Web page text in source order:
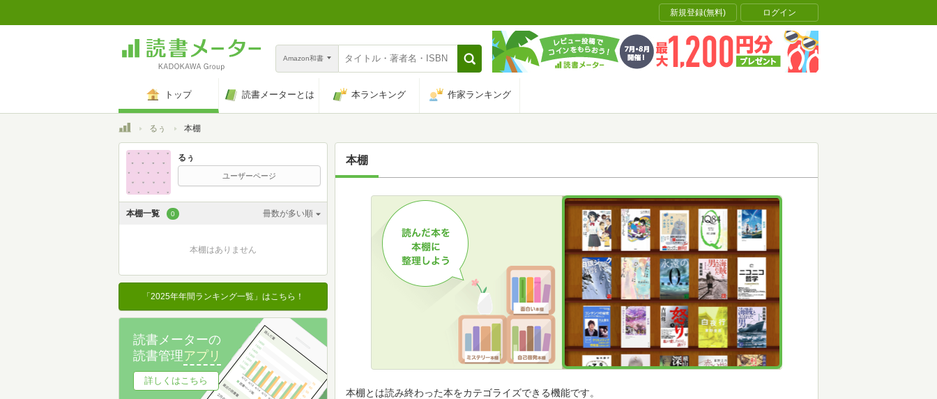
新規登録(無料) ログイン
Amazon和書
トップ 読書メーターとは 本ランキング 作家ランキング
トップるぅ 本棚
るぅ
ユーザーページ
本棚一覧 0 冊数が多い順
登録日時が新しい順
登録日時が古い順
名前昇順
名前降順
冊数が多い順
冊数が少ない順
本棚はありません
「2025年年間ランキング一覧」はこちら！
読書メーターの
読書管理アプリ
詳しくはこちら
本棚
本棚とは読み終わった本をカテゴライズできる機能です。